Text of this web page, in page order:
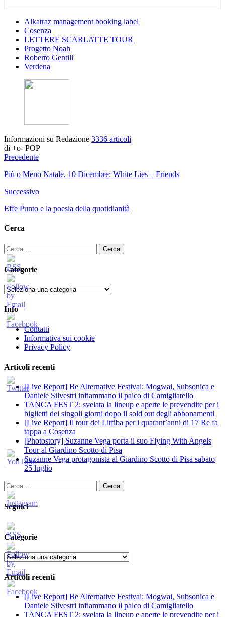
Alkatraz management booking label
Cosenza
LETTERE SCARLATTE TOUR
Progetto Noah
Roberto Gentili
Verdena
Informazioni su Redazione 3336 articoli
di +o- POP
Precedente
Più o Meno Natale, 10 Dicembre: White Lies – Friends
Successivo
Effe Punto e la poesia della quotidianità
Cerca
Ricerca
per:
Categorie
Categorie
Info
Contatti
Informativa sui cookie
Privacy Policy
Articoli recenti
[Live Report] Be Alternative Festival: Mogwai, Subsonica e
Daniele Silvestri infiammano il palco di Camigliatello
TANCA FEST 2: svelata la lineup e aperte le prevendite per i
biglietti dei singoli giorni dopo il sold out degli abbonamenti
[Live Report] Il tour dei Litfiba per i quarant’anni di 17 Re fa
tappa a Cosenza
[Photostory] Suzanne Vega porta il suo Flying With Angels
Tour al Giardino Scotto di Pisa
Suzanne Vega protagonista al Giardino Scotto di Pisa sabato
25 luglio
Ricerca
per:
Seguici
Categorie
Categorie
Articoli recenti
[Live Report] Be Alternative Festival: Mogwai, Subsonica e
Daniele Silvestri infiammano il palco di Camigliatello
TANCA FEST 2: svelata la lineup e aperte le prevendite per i